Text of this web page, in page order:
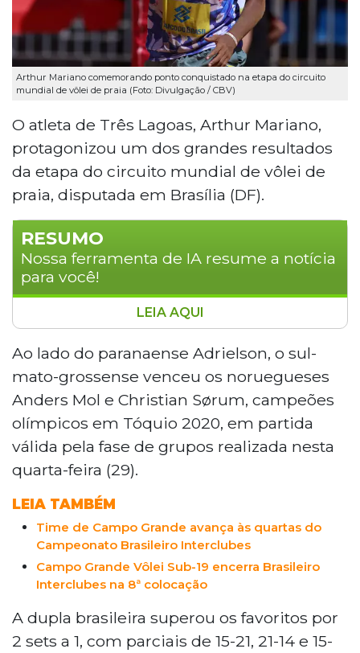
Arthur Mariano comemorando ponto conquistado na etapa do circuito
mundial de vôlei de praia (Foto: Divulgação / CBV)
O atleta de Três Lagoas, Arthur Mariano,
protagonizou um dos grandes resultados
da etapa do circuito mundial de vôlei de
praia, disputada em Brasília (DF).
RESUMO
Nossa ferramenta de IA resume a notícia
para você!
O atleta Arthur Mariano e seu parceiro
Adrielson venceram os campeões
olímpicos Anders Mol e Christian Sorum
na etapa do circuito mundial de vôlei de
praia em Brasília. A dupla brasileira
superou os noruegueses por 2 sets a 1,
consolidando o bom desempenho após
conquistarem o tricampeonato nacional
da Cidade até o dia 3 de dezembro e
conta com nomes de peso da
modalidade, incluindo as campeãs
olímpicas brasileiras Duda Lisboa e Ana
Patrícia Ramos.
LEIA AQUI
Ao lado do paranaense Adrielson, o sul-
mato-grossense venceu os noruegueses
Anders Mol e Christian Sørum, campeões
olímpicos em Tóquio 2020, em partida
válida pela fase de grupos realizada nesta
quarta-feira (29).
LEIA TAMBÉM
Time de Campo Grande avança às quartas do
Campeonato Brasileiro Interclubes
Campo Grande Vôlei Sub-19 encerra Brasileiro
Interclubes na 8ª colocação
A dupla brasileira superou os favoritos por
2 sets a 1, com parciais de 15-21, 21-14 e 15-